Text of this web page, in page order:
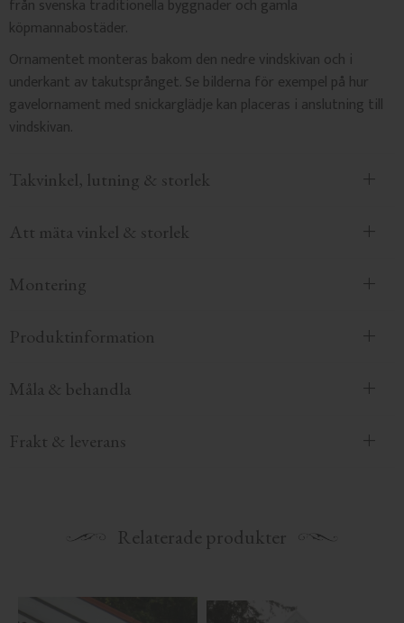
från svenska traditionella byggnader och gamla
köpmannabostäder.
Ornamentet monteras bakom den nedre vindskivan och i
underkant av takutsprånget. Se bilderna för exempel på hur
gavelornament med snickarglädje kan placeras i anslutning till
vindskivan.
Takvinkel, lutning & storlek
Att mäta vinkel & storlek
Montering
Produktinformation
Måla & behandla
Frakt & leverans
Relaterade produkter